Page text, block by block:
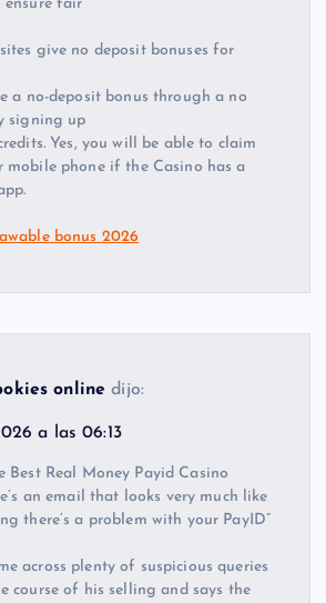
ensure fair
give no deposit bonuses for
a no-deposit bonus through a no
signing up
Yes, you will be able to claim
mobile phone if the Casino has a
bonus 2026
online dijo:
a las 06:13
Best Real Money Payid Casino
an email that looks very much like
there’s a problem with your PayID”
across plenty of suspicious queries
course of his selling and says the